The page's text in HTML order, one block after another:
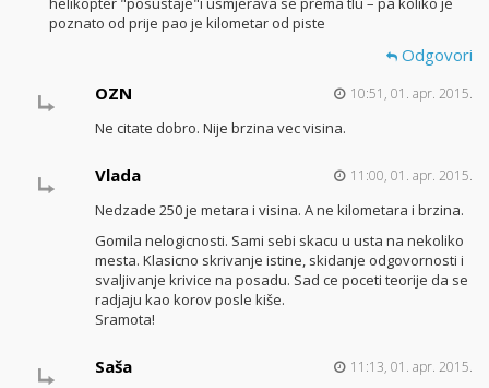
poznato od prije pao je kilometar od piste
Odgovori
OZN
10:51, 01. apr. 2015.
Ne citate dobro. Nije brzina vec visina.
Vlada 11:00, 01. apr. 2015.
Nedzade 250 je metara i visina. A ne kilometara i brzina.
Gomila nelogicnosti. Sami sebi skacu u usta na nekoliko
mesta. Klasicno skrivanje istine, skidanje odgovornosti i
svaljivanje krivice na posadu. Sad ce poceti teorije da se
radjaju kao korov posle kiše.
Sramota!
Saša 11:13, 01. apr. 2015.